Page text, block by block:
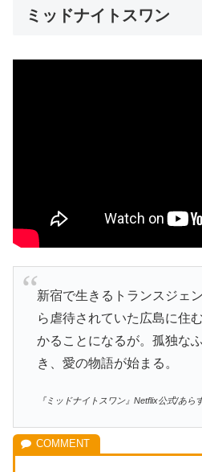
ミッドナイトスワン
新宿で生きるトランスジェ
ら虐待されていた広島に住
かることになるが。孤独な
き、愛の物語が始まる。
『ミッドナイトスワン』Netflix公式/あら